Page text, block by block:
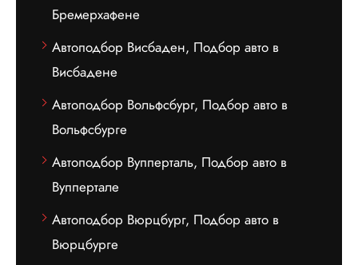
Бремерхафене
Автоподбор Висбаден, Подбор авто в
Висбадене
Автоподбор Вольфсбург, Подбор авто в
Вольфсбурге
Автоподбор Вупперталь, Подбор авто в
Вуппертале
Автоподбор Вюрцбург, Подбор авто в
Вюрцбурге